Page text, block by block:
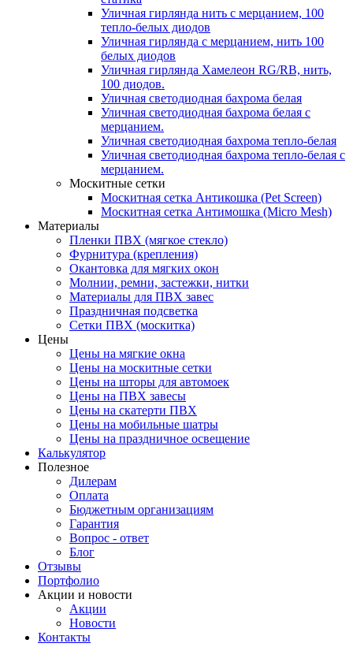
Уличная гирлянда нить с мерцанием, 100
тепло-белых диодов
Уличная гирлянда с мерцанием, нить 100
белых диодов
Уличная гирлянда Хамелеон RG/RB, нить,
100 диодов.
Уличная светодиодная бахрома белая
Уличная светодиодная бахрома белая с
мерцанием.
Уличная светодиодная бахрома тепло-белая
Уличная светодиодная бахрома тепло-белая с
мерцанием.
Москитные сетки
Москитная сетка Антикошка (Pet Screen)
Москитная сетка Антимошка (Micro Mesh)
Материалы
Пленки ПВХ (мягкое стекло)
Фурнитура (крепления)
Окантовка для мягких окон
Молнии, ремни, застежки, нитки
Материалы для ПВХ завес
Праздничная подсветка
Сетки ПВХ (москитка)
Цены
Цены на мягкие окна
Цены на москитные сетки
Цены на шторы для автомоек
Цены на ПВХ завесы
Цены на скатерти ПВХ
Цены на мобильные шатры
Цены на праздничное освещение
Калькулятор
Полезное
Дилерам
Оплата
Бюджетным организациям
Гарантия
Вопрос - ответ
Блог
Отзывы
Портфолио
Акции и новости
Акции
Новости
Контакты